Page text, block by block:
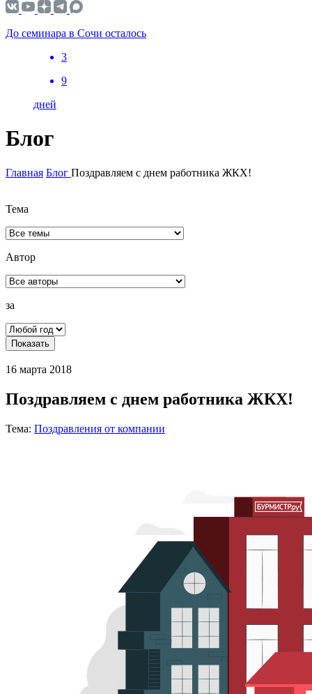
До семинара в Сочи осталось
3
9
дней
Блог
Главная Блог Поздравляем с днем работника ЖКХ!
Тема
Автор
за
Показать
16 марта 2018
Поздравляем с днем работника ЖКХ!
Тема: Поздравления от компании